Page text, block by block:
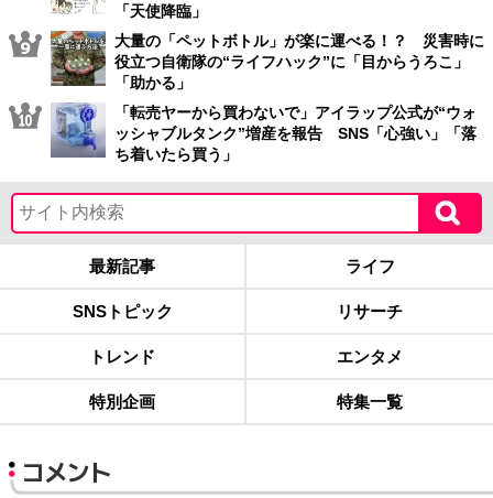
「天使降臨」
大量の「ペットボトル」が楽に運べる！？ 災害時に
役立つ自衛隊の“ライフハック”に「目からうろこ」
「助かる」
「転売ヤーから買わないで」アイラップ公式が“ウォ
ッシャブルタンク”増産を報告 SNS「心強い」「落
ち着いたら買う」
最新記事 ライフ
SNSトピック リサーチ
トレンド エンタメ
特別企画 特集一覧
コメント